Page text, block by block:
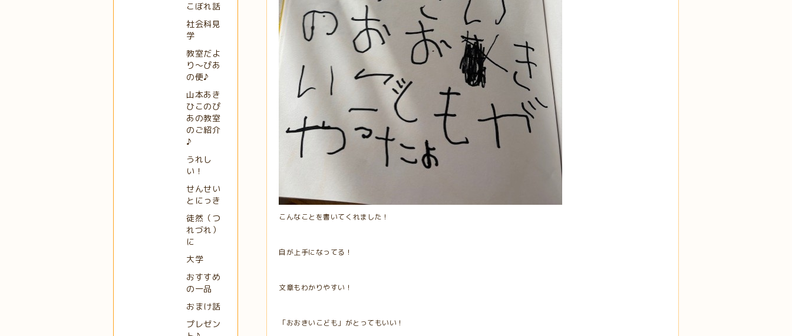
こんなことを書いてくれました！
自が上手になってる！
文章もわかりやすい！
「おおきいこども」がとってもいい！
こぼれ話
社会科見
学
教室だよ
り～ぴあ
の便♪
山本あき
ひこのぴ
あの教室
のご紹介
♪
うれし
い！
せんせい
とにっき
徒然（つ
れづれ）
に
大学
おすすめ
の一品
おまけ話
プレゼン